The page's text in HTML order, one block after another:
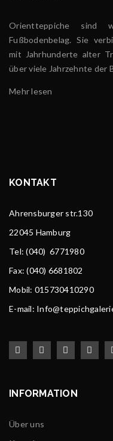
Orientteppiche sind
Fußbodenbelag. Sie
mit Jahrhunderte alter
über viele Jahrzehnte der
Mehr lesen
KONTAKT
Ahrensburger str.130
22045 Hamburg
Tel: (040) 6771980
Fax: (040) 6681802
Mobil: 015730410290
E-mail:
INFORMATION
Über uns